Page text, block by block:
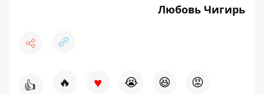
Любовь Чигирь
👍 🔥 ♥ 😭 😆 😡